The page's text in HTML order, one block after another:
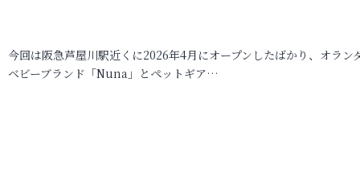
今回は阪急芦屋川駅近くに2026年4月にオープンしたばかり、オラン
ベビーブランド「Nuna」とペットギア…